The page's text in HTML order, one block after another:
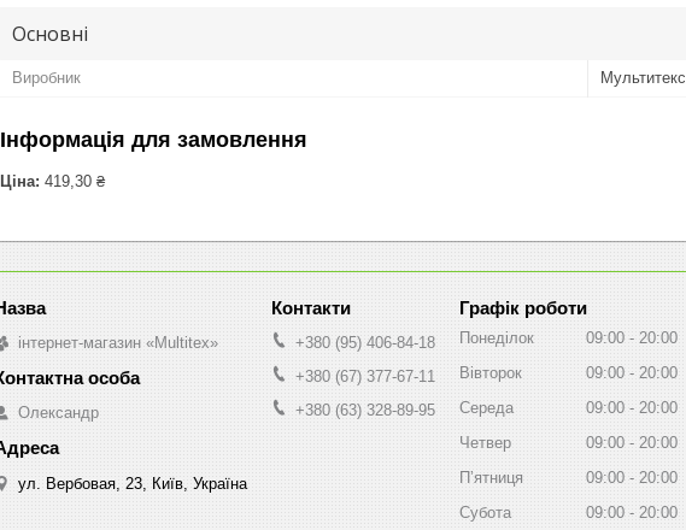
Основні
Виробник Мультитекс
Інформація для замовлення
Ціна: 419,30 ₴
інтернет-магазин «Multitex»
Олександр
ул. Вербовая, 23, Київ, Україна
+380 (95) 406-84-18
+380 (67) 377-67-11
+380 (63) 328-89-95
Графік роботи
Понеділок 09:00
20:00
Вівторок
09:00
20:00
Середа
09:00
20:00
Четвер
09:00
20:00
Пʼятниця
09:00
20:00
Субота
09:00
20:00